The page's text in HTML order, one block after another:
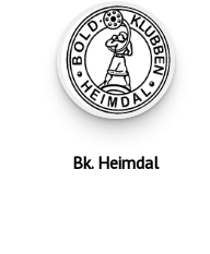
Bk. Heimdal